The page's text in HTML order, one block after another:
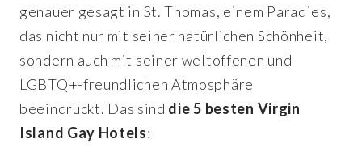
genauer gesagt in St. Thomas, einem Paradies,
das nicht nur mit seiner natürlichen Schönheit,
sondern auch mit seiner weltoffenen und
LGBTQ+-freundlichen Atmosphäre
beeindruckt. Das sind die 5 besten Virgin
Island Gay Hotels: